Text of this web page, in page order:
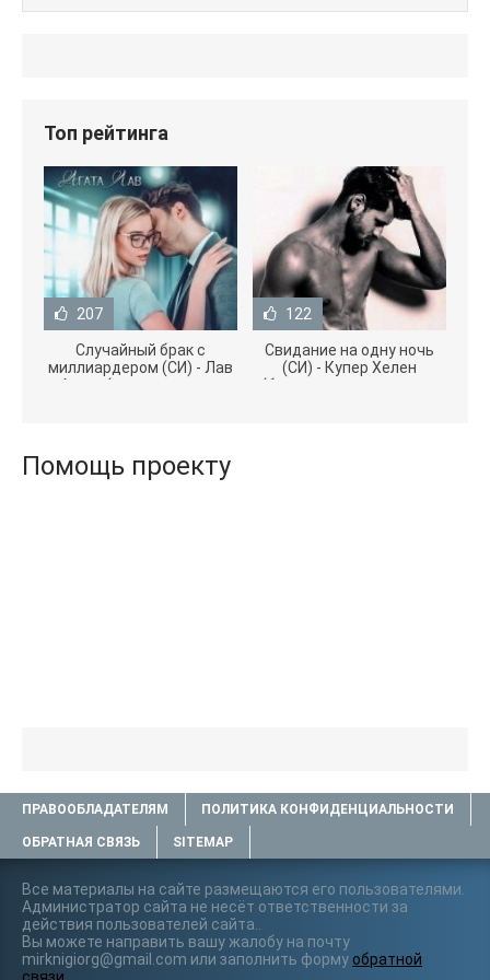
Топ рейтинга
207
Случайный брак с
миллиардером (СИ) - Лав
Агата (полная версия
122
Свидание на одну ночь
(СИ) - Купер Хелен
(бесплатные серии книг
Помощь проекту
ПРАВООБЛАДАТЕЛЯМ ПОЛИТИКА КОНФИДЕНЦИАЛЬНОСТИ
ОБРАТНАЯ СВЯЗЬ SITEMAP
Все материалы на сайте размещаются его пользователями.
Администратор сайта не несёт ответственности за
действия пользователей сайта..
Вы можете направить вашу жалобу на почту
mirknigiorg@gmail.com или заполнить форму обратной